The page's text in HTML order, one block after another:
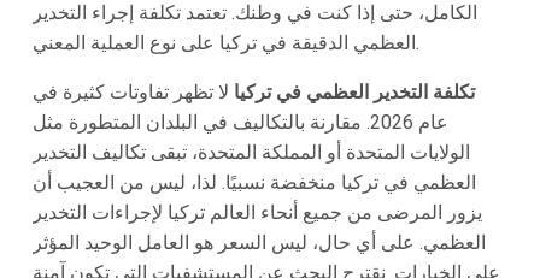
الكامل، حتى إذا كنت في وطنك. تعتمد تكلفة إجراء التخدير
العظمي الدقيقة في تركيا على نوع العملية المعني.
تكلفة التخدير العظمي في تركيا لا تظهر تفاوتات كثيرة في
عام 2026. مقارنة بالتكاليف في البلدان المتطورة مثل
الولايات المتحدة أو المملكة المتحدة، تبقى تكاليف التخدير
العظمي في تركيا منخفضة نسبيًا. لذا، ليس من العجيب أن
يزور المرضى من جميع أنحاء العالم تركيا لإجراءات التخدير
العظمي. على أي حال، ليس السعر هو العامل الوحيد المؤثر
على الخيارات. نقترح البحث عن المستشفيات التي تكون آمنة